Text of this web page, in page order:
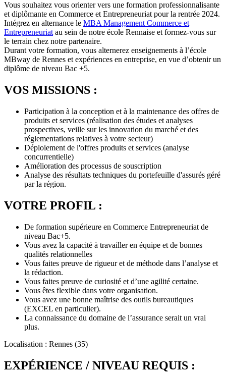
Vous souhaitez vous orienter vers une formation professionnalisante
et diplômante en Commerce et Entrepreneuriat pour la rentrée 2024.
Intégrez en alternance le MBA Management Commerce et
Entrepreneuriatau sein de notre école Rennaise et formez-vous sur
le terrain chez notre partenaire.
Durant votre formation, vous alternerez enseignements à l’école
MBway de Rennes et expériences en entreprise, en vue d’obtenir un
diplôme de niveau Bac +5.
VOS MISSIONS :
Participation à la conception et à la maintenance des offres de
produits et services (réalisation des études et analyses
prospectives, veille sur les innovation du marché et des
réglementations relatives à votre secteur)
Déploiement de l'offres produits et services (analyse
concurrentielle)
Amélioration des processus de souscription
Analyse des résultats techniques du portefeuille d'assurés géré
par la région.
VOTRE PROFIL :
De formation supérieure en Commerce Entrepreneuriat de
niveau Bac+5.
Vous avez la capacité à travailler en équipe et de bonnes
qualités relationnelles
Vous faites preuve de rigueur et de méthode dans l’analyse et
la rédaction.
Vous faites preuve de curiosité et d’une agilité certaine.
Vous êtes flexible dans votre organisation.
Vous avez une bonne maîtrise des outils bureautiques
(EXCEL en particulier).
La connaissance du domaine de l’assurance serait un vrai
plus.
Localisation : Rennes (35)
EXPÉRIENCE / NIVEAU REQUIS :